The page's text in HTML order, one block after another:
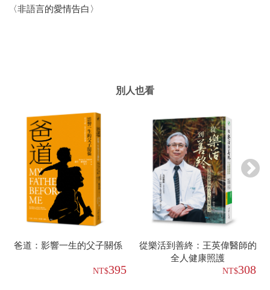
〈非語言的愛情告白〉
別人也看
爸道：影響一生的父子關係
395
從樂活到善終：王英偉醫師的
全人健康照護
308